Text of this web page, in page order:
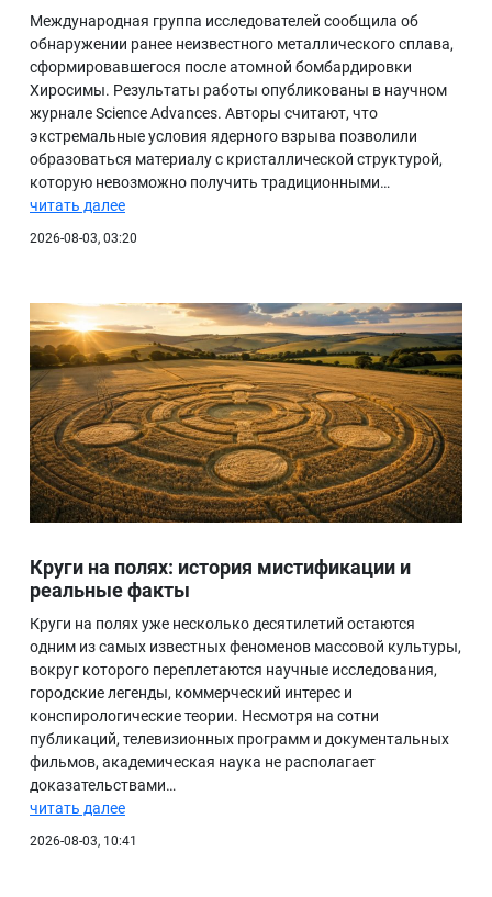
Международная группа исследователей сообщила об
обнаружении ранее неизвестного металлического сплава,
сформировавшегося после атомной бомбардировки
Хиросимы. Результаты работы опубликованы в научном
журнале Science Advances. Авторы считают, что
экстремальные условия ядерного взрыва позволили
образоваться материалу с кристаллической структурой,
которую невозможно получить традиционными…
читать далее
2026-08-03, 03:20
Круги на полях: история мистификации и
реальные факты
Круги на полях уже несколько десятилетий остаются
одним из самых известных феноменов массовой культуры,
вокруг которого переплетаются научные исследования,
городские легенды, коммерческий интерес и
конспирологические теории. Несмотря на сотни
публикаций, телевизионных программ и документальных
фильмов, академическая наука не располагает
доказательствами…
читать далее
2026-08-03, 10:41